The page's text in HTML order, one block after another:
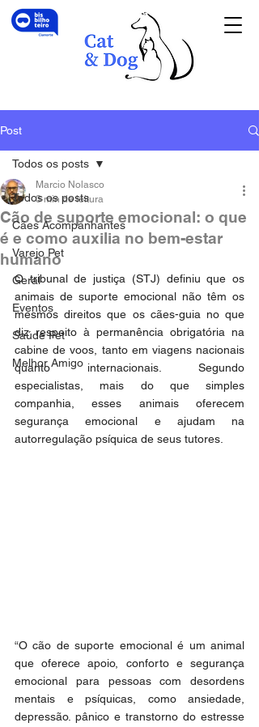
Post
Todos os posts
Cães Acompanhantes
Varejo Pet
Geral
Eventos
Saúde Pet
Melhor Amigo
Todos os posts
Cão de suporte emocional: o que
é e como auxilia no bem-estar
humano
Marcio Nolasco
3 min de leitura
O tribunal de justiça (STJ) definiu que os
animais de suporte emocional não têm os
mesmos direitos que os cães-guia no que
diz respeito à permanência obrigatória na
cabine de voos, tanto em viagens nacionais
quanto internacionais. Segundo
especialistas, mais do que simples
companhia, esses animais oferecem
segurança emocional e ajudam na
autorregulação psíquica de seus tutores.
“O cão de suporte emocional é um animal
que oferece apoio, conforto e segurança
emocional para pessoas com desordens
mentais e psíquicas, como ansiedade,
depressão. pânico e transtorno do estresse